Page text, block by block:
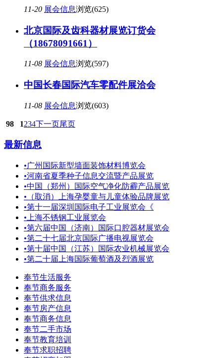
11-20 展会信息浏览(625)
北京国际及齿科器材展览订货会
（18678091661）
11-08 展会信息浏览(597)
中国长春国际汽车零配件展洽会
11-08 展会信息浏览(603)
98 1234下一页尾页
最新信息
•广州国际新型墙面装饰材料博览会
•河南省夏季种子信息交流暨产品展览
•中国（郑州）国际空气净化防霾产品展览
• （取消）上海孕婴童与儿童体验品牌展览
•第十一届深圳国际电子工业展览会《
• 上海不锈钢工业展览会
•第六届中国（济南）国际口腔器材展览会
•第二十七届北京国际广播电视展览会
•第十届中国（江苏）国际农业机械展览会
•第二十届上海国际葡萄酒及烈酒展览
奉节生活服务
奉节商务服务
奉节供求信息
奉节房产信息
奉节商务信息
奉节二手市场
奉节教育培训
奉节求职招聘